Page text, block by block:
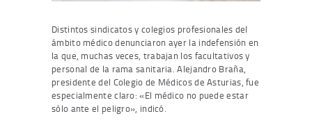
Distintos sindicatos y colegios profesionales del
ámbito médico denunciaron ayer la indefensión en
la que, muchas veces, trabajan los facultativos y
personal de la rama sanitaria. Alejandro Braña,
presidente del Colegio de Médicos de Asturias, fue
especialmente claro: «El médico no puede estar
sólo ante el peligro», indicó.